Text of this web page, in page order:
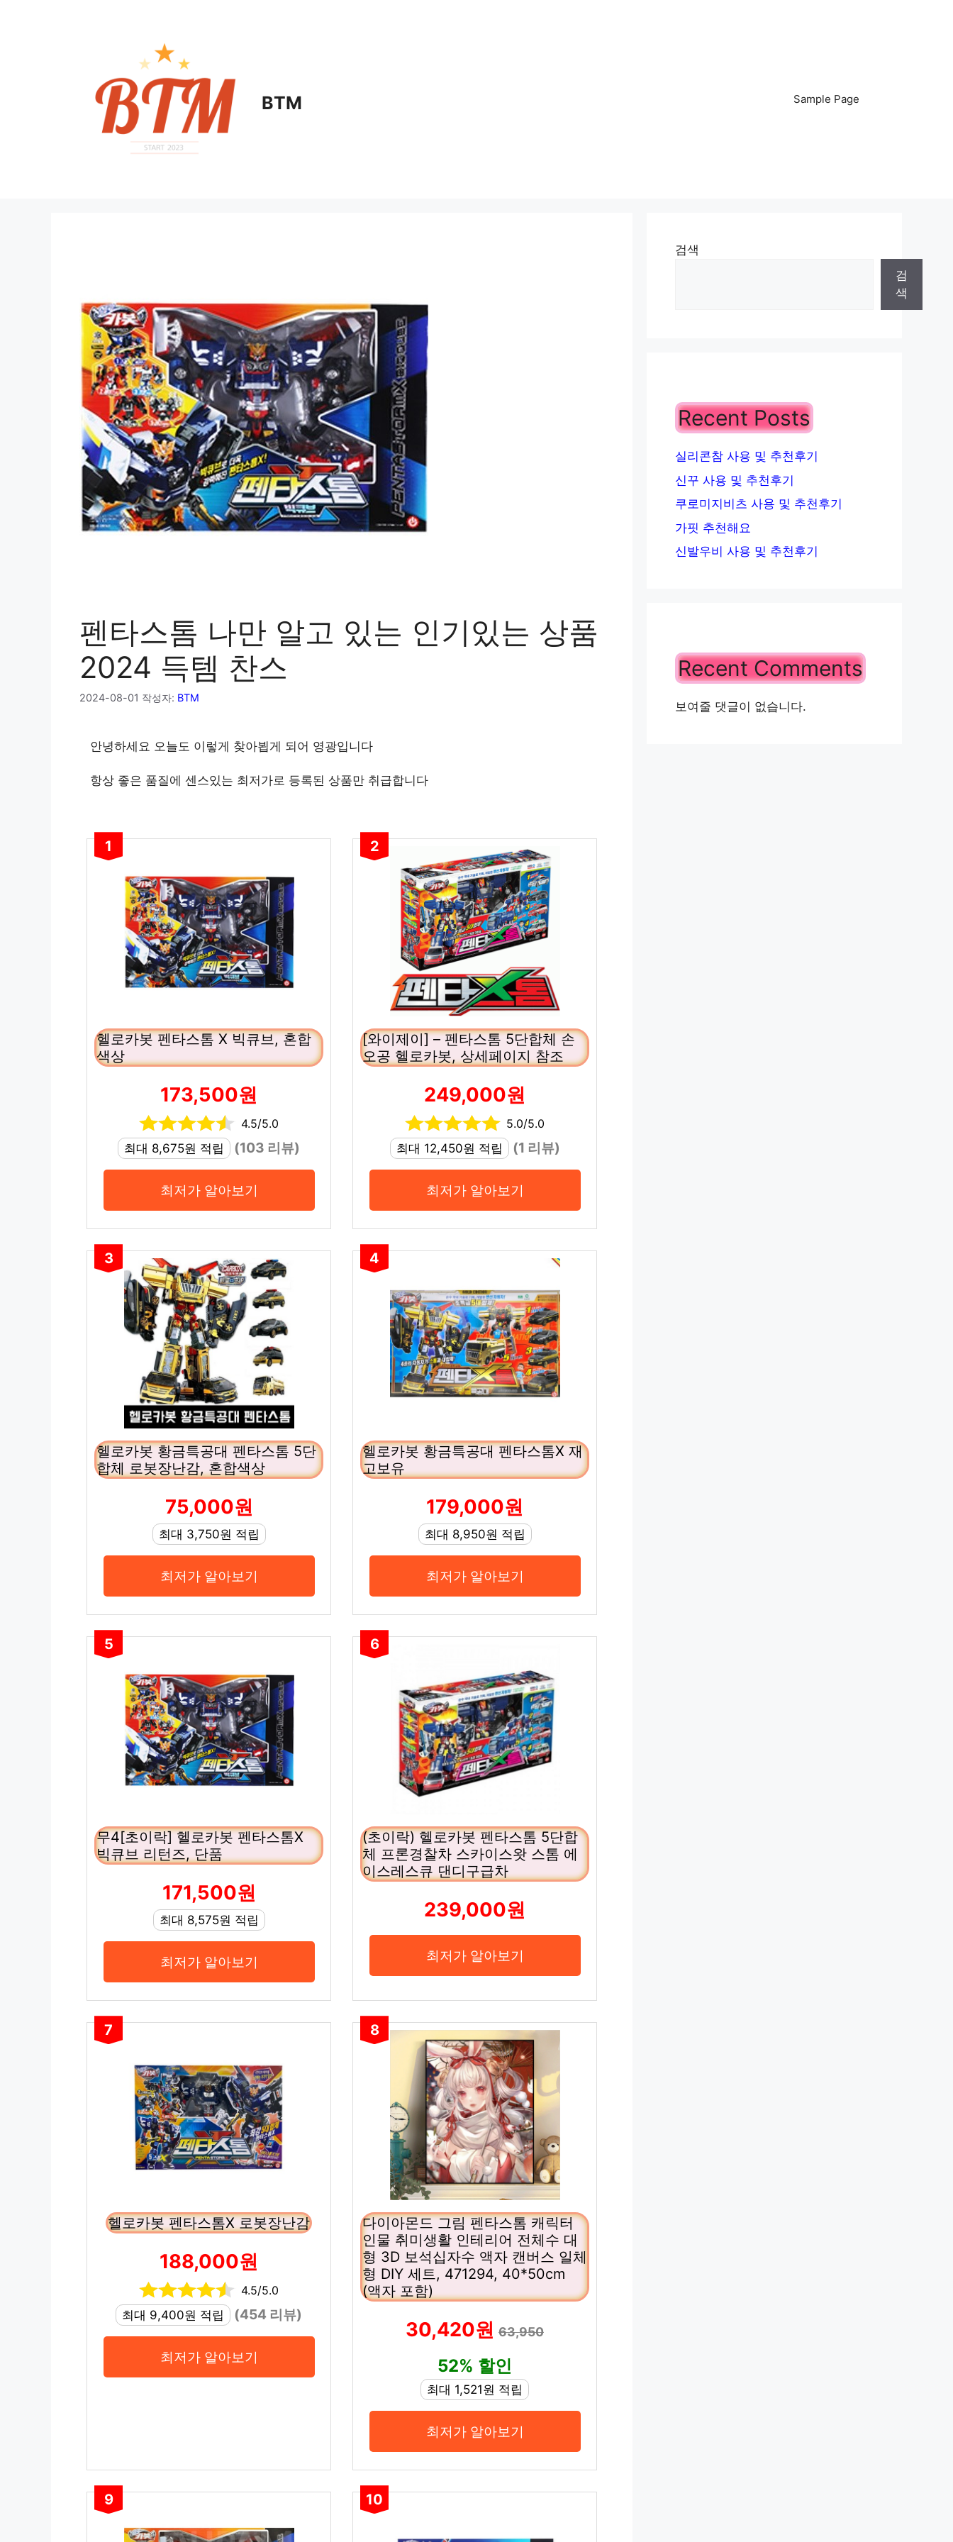
BTM Sample Page
펜타스톰 나만 알고 있는 인기있는 상품
2024 득템 찬스
2024-08-01 작성자: BTM
안녕하세요 오늘도 이렇게 찾아뵙게 되어 영광입니다
항상 좋은 품질에 센스있는 최저가로 등록된 상품만 취급합니다
1
헬로카봇 펜타스톰 X 빅큐브, 혼합
색상
173,500원
4.5/5.0
최대 8,675원 적립
(103 리뷰)
최저가 알아보기
2
[와이제이] – 펜타스톰 5단합체 손
오공 헬로카봇, 상세페이지 참조
249,000원
5.0/5.0
최대 12,450원 적립
(1 리뷰)
최저가 알아보기
3
헬로카봇 황금특공대 펜타스톰 5단
합체 로봇장난감, 혼합색상
75,000원
최대 3,750원 적립
최저가 알아보기
4
헬로카봇 황금특공대 펜타스톰X 재
고보유
179,000원
최대 8,950원 적립
최저가 알아보기
5
무4[초이락] 헬로카봇 펜타스톰X
빅큐브 리턴즈, 단품
171,500원
최대 8,575원 적립
최저가 알아보기
6
(초이락) 헬로카봇 펜타스톰 5단합
체 프론경찰차 스카이스왓 스톰 에
이스레스큐 댄디구급차
239,000원
최저가 알아보기
7
헬로카봇 펜타스톰X 로봇장난감
188,000원
4.5/5.0
최대 9,400원 적립
(454 리뷰)
최저가 알아보기
8
다이아몬드 그림 펜타스톰 캐릭터
인물 취미생활 인테리어 전체수 대
형 3D 보석십자수 액자 캔버스 일체
형 DIY 세트, 471294, 40*50cm
(액자 포함)
30,420원 63,950
52% 할인
최대 1,521원 적립
최저가 알아보기
9 10
검색
검
색
Recent Posts
실리콘참 사용 및 추천후기
신꾸 사용 및 추천후기
쿠로미지비츠 사용 및 추천후기
가핏 추천해요
신발우비 사용 및 추천후기
Recent Comments
보여줄 댓글이 없습니다.